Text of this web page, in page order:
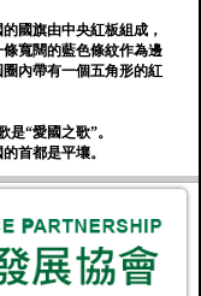
國旗由中央紅板組成，
寬闊的藍色條紋作為邊
內帶有一個五角形的紅
“愛國之歌”。
首都是平壤。